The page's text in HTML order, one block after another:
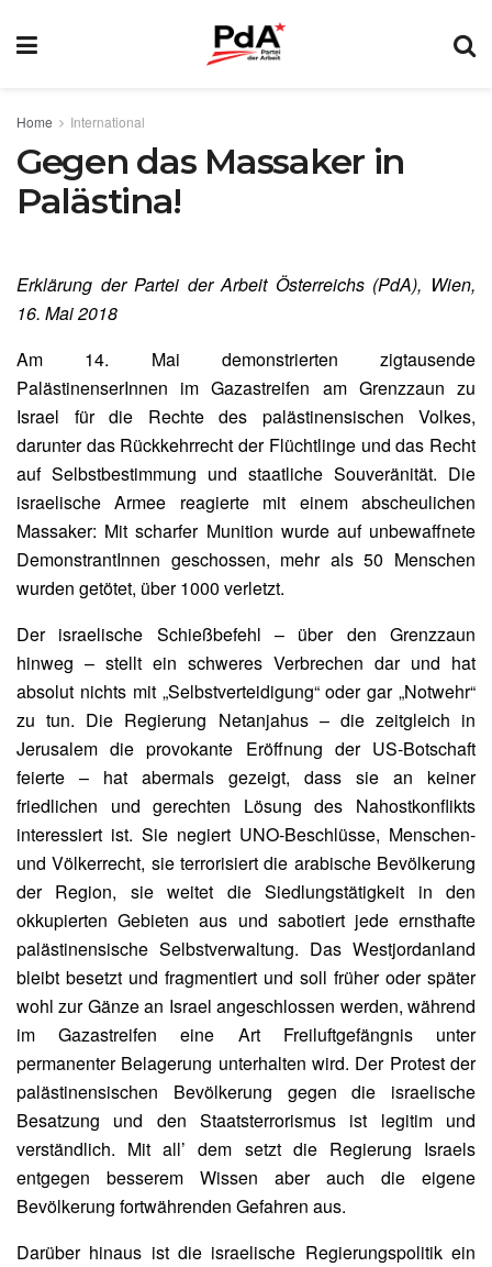
Home International
Gegen das Massaker in
Palästina!
Erklärung der Partei der Arbeit Österreichs (PdA), Wien,
16. Mai 2018
Am 14. Mai demonstrierten zigtausende
PalästinenserInnen im Gazastreifen am Grenzzaun zu
Israel für die Rechte des palästinensischen Volkes,
darunter das Rückkehrrecht der Flüchtlinge und das Recht
auf Selbstbestimmung und staatliche Souveränität. Die
israelische Armee reagierte mit einem abscheulichen
Massaker: Mit scharfer Munition wurde auf unbewaffnete
DemonstrantInnen geschossen, mehr als 50 Menschen
wurden getötet, über 1000 verletzt.
Der israelische Schießbefehl – über den Grenzzaun
hinweg – stellt ein schweres Verbrechen dar und hat
absolut nichts mit „Selbstverteidigung“ oder gar „Notwehr“
zu tun. Die Regierung Netanjahus – die zeitgleich in
Jerusalem die provokante Eröffnung der US-Botschaft
feierte – hat abermals gezeigt, dass sie an keiner
friedlichen und gerechten Lösung des Nahostkonflikts
interessiert ist. Sie negiert UNO-Beschlüsse, Menschen-
und Völkerrecht, sie terrorisiert die arabische Bevölkerung
der Region, sie weitet die Siedlungstätigkeit in den
okkupierten Gebieten aus und sabotiert jede ernsthafte
palästinensische Selbstverwaltung. Das Westjordanland
bleibt besetzt und fragmentiert und soll früher oder später
wohl zur Gänze an Israel angeschlossen werden, während
im Gazastreifen eine Art Freiluftgefängnis unter
permanenter Belagerung unterhalten wird. Der Protest der
palästinensischen Bevölkerung gegen die israelische
Besatzung und den Staatsterrorismus ist legitim und
verständlich. Mit all’ dem setzt die Regierung Israels
entgegen besserem Wissen aber auch die eigene
Bevölkerung fortwährenden Gefahren aus.
Darüber hinaus ist die israelische Regierungspolitik ein